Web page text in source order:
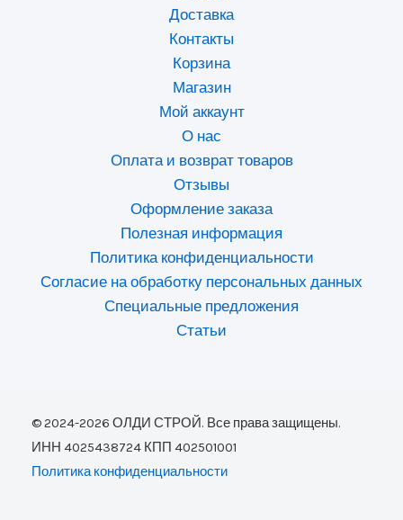
Доставка
Контакты
Корзина
Магазин
Мой аккаунт
О нас
Оплата и возврат товаров
Отзывы
Оформление заказа
Полезная информация
Политика конфиденциальности
Согласие на обработку персональных данных
Специальные предложения
Статьи
© 2024-2026 ОЛДИ СТРОЙ. Все права защищены.
ИНН 4025438724 КПП 402501001
Политика конфиденциальности